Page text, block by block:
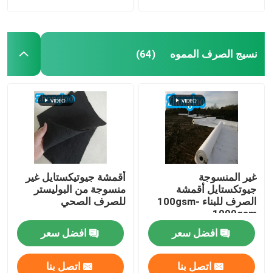
نسيج الصرف المموه (64)
غير المنسوجة
جيوتكستايل أقمشة
الصرف للبناء 100gsm-
1000gsm
افضل سعر
اتصل بنا
أقمشة جيوتيكستايل غير
منسوجة من البوليستر
للصرف الصحي
افضل سعر
اتصل بنا